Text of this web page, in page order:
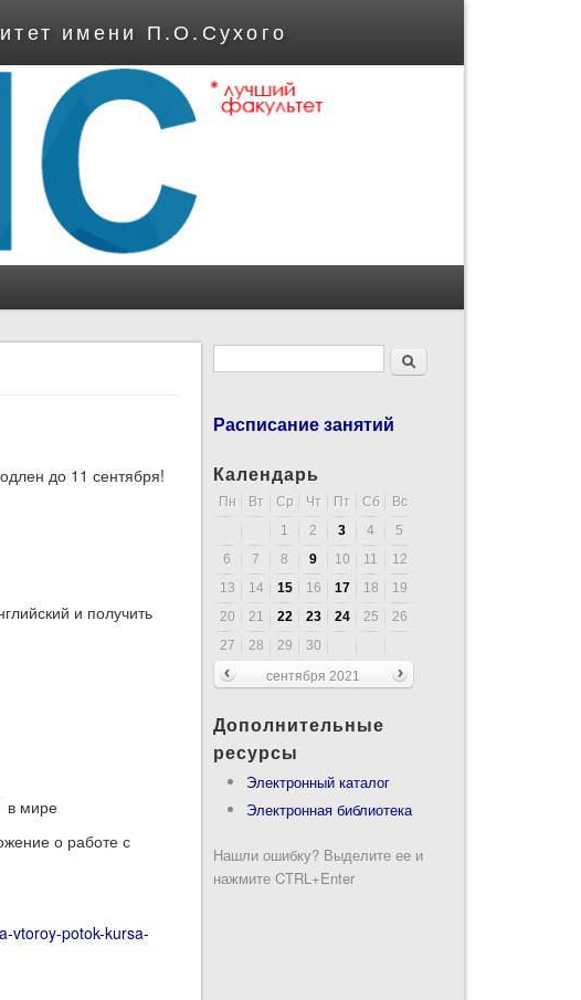
имени П.О.Сухого
до 11 сентября!
и получить
в мире
о работе с
vtoroy-potok-kursa-
Форма поискаПоиск
Расписание занятий
Календарь
Пн Вт Ср Чт Пт Сб
Вс
1
2 3 4
5
6
7 8 9 10 11
12
13
14 15 16 17 18
19
20
21 22 23 24 25
26
27
28 29
30
сентября 2021
Дополнительные
ресурсы
Электронный каталог
Электронная библиотека
Нашли ошибку? Выделите ее и
нажмите CTRL+Enter